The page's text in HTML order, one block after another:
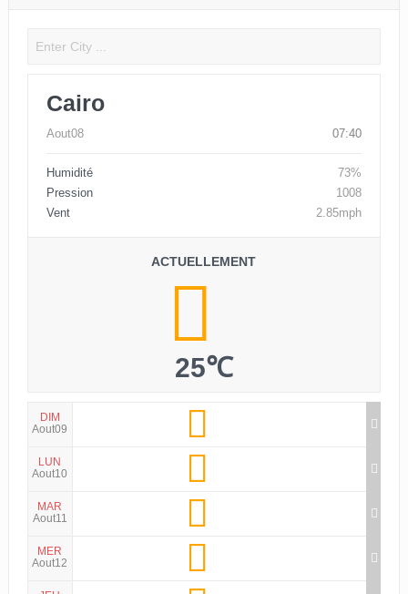
Cairo
Aout08 07:40
Humidité
73%
Pression
1008
Vent
2.85mph
ACTUELLEMENT
25℃
DIM
Aout09
LUN
Aout10
MAR
Aout11
MER
Aout12